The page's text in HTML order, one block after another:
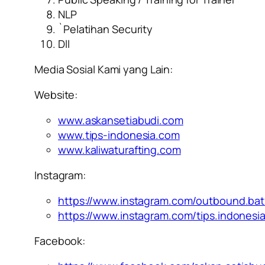
NLP
`Pelatihan Security
Dll
Media Sosial Kami yang Lain:
Website:
www.askansetiabudi.com
www.tips-indonesia.com
www.kaliwaturafting.com
Instagram:
https://www.instagram.com/
https://www.instagram.com/tips.indonesia
Facebook: